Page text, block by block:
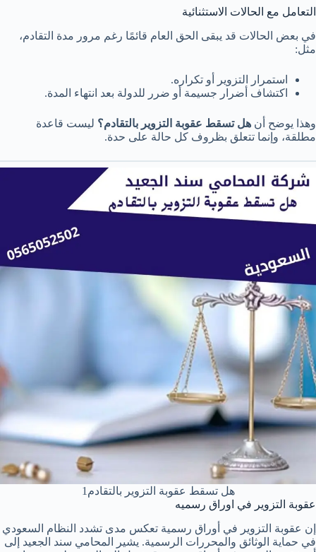
التعامل مع الحالات الاستثنائية
في بعض الحالات قد يبقى الحق العام قائمًا رغم مرور مدة التقادم،
مثل:
استمرار التزوير أو تكراره.
اكتشاف أضرار جسيمة أو ضرر للدولة بعد انتهاء المدة.
وهذا يوضح أن هل تسقط عقوبة التزوير بالتقادم؟ ليست قاعدة
مطلقة، وإنما تتعلق بظروف كل حالة على حدة.
هل تسقط عقوبة التزوير بالتقادم1
عقوبة التزوير في اوراق رسميه
إن عقوبة التزوير في أوراق رسمية تعكس مدى تشدد النظام السعودي
في حماية الوثائق والمحررات الرسمية. يشير المحامي سند الجعيد إلى